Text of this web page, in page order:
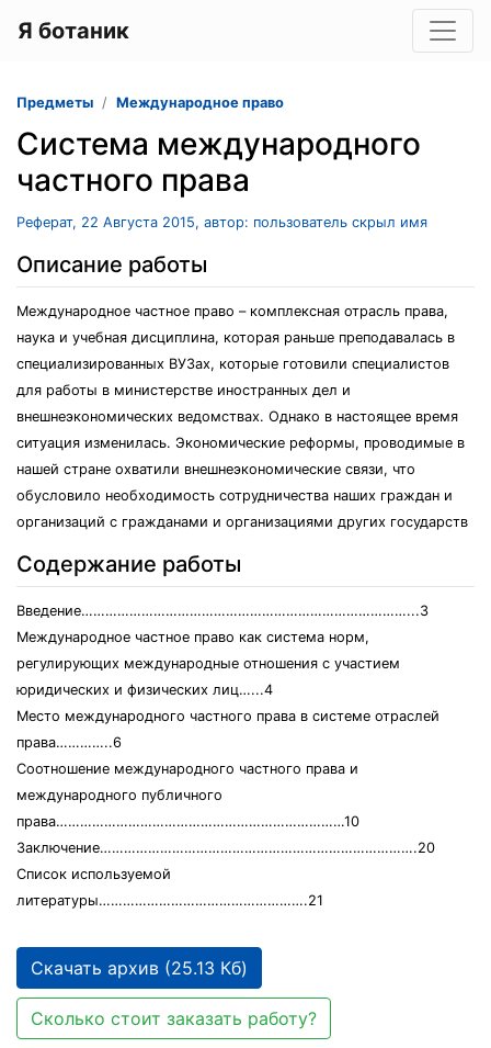
Я ботаник
Предметы Международное право
Система международного
частного права
Реферат, 22 Августа 2015, автор: пользователь скрыл имя
Описание работы
Международное частное право – комплексная отрасль права,
наука и учебная дисциплина, которая раньше преподавалась в
специализированных ВУЗах, которые готовили специалистов
для работы в министерстве иностранных дел и
внешнеэкономических ведомствах. Однако в настоящее время
ситуация изменилась. Экономические реформы, проводимые в
нашей стране охватили внешнеэкономические связи, что
обусловило необходимость сотрудничества наших граждан и
организаций с гражданами и организациями других государств
Содержание работы
Введение………………………………………………………………………...3
Международное частное право как система норм,
регулирующих международные отношения с участием
юридических и физических лиц…...4
Место международного частного права в системе отраслей
права…………..6
Соотношение международного частного права и
международного публичного
права………………………………………………………………10
Заключение…………………………………………………………………….20
Список используемой
литературы…………………………………………….21
Скачать архив (25.13 Кб)
Сколько стоит заказать работу?